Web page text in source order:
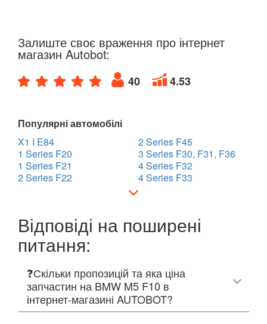
Залиште своє враження про інтернет
магазин Autobot:
40 4.53
Популярні автомобілі
X1 I E84
1 Series F20
1 Series F21
2 Series F22
2 Series F45
3 Series F30, F31, F36
4 Series F32
4 Series F33
Відповіді на поширені
питання:
❓Скільки пропозицій та яка ціна
запчастин на BMW M5 F10 в
інтернет-магазині AUTOBOT?